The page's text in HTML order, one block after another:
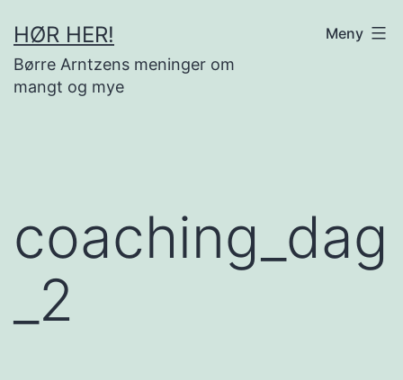
til
innhold
HØR HER!
Børre Arntzens meninger om
mangt og mye
Meny
coaching_dag
_2